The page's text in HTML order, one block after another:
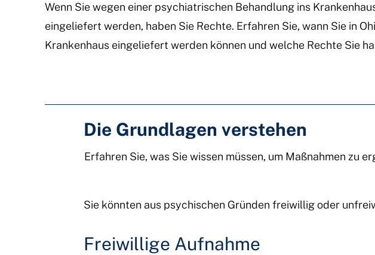
Wenn Sie wegen einer psychiatrischen Behandlung ins
eingeliefert werden, haben Sie Rechte. Erfahren Sie, wann Sie in
Krankenhaus eingeliefert werden können und welche Rechte Sie
Die Grundlagen verstehen
Erfahren Sie, was Sie wissen müssen, um Maßnahmen zu
Sie könnten aus psychischen Gründen freiwillig oder
Freiwillige Aufnahme